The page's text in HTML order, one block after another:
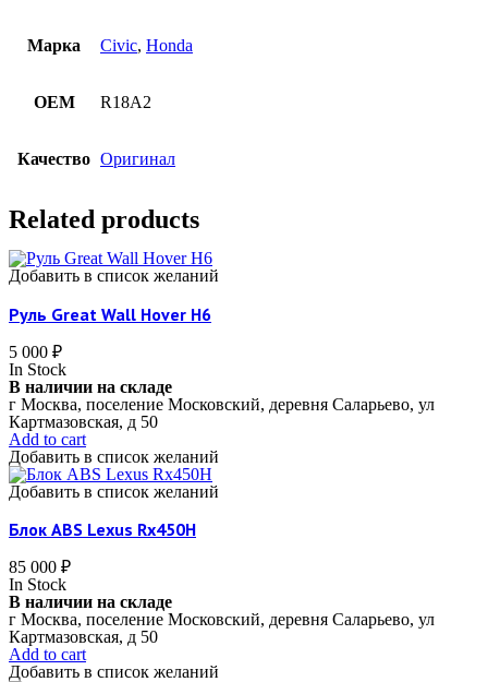
Марка Civic, Honda
OEM R18A2
Качество Оригинал
Related products
Добавить в список желаний
Руль Great Wall Hover H6
5 000 ₽
In Stock
В наличии на складе
г Москва, поселение Московский, деревня Саларьево, ул
Картмазовская, д 50
Add to cart
Добавить в список желаний
Добавить в список желаний
Блок ABS Lexus Rx450H
85 000 ₽
In Stock
В наличии на складе
г Москва, поселение Московский, деревня Саларьево, ул
Картмазовская, д 50
Add to cart
Добавить в список желаний